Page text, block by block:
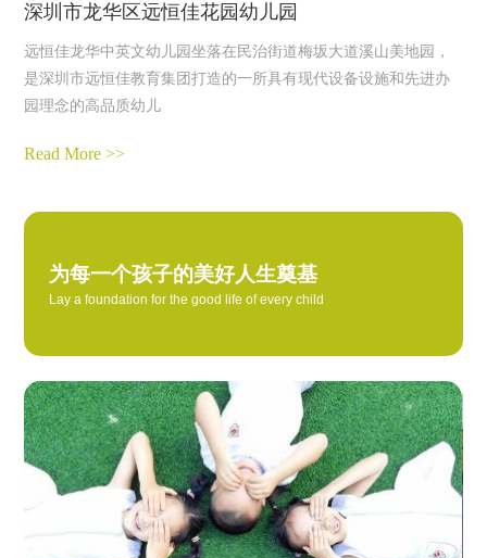
深圳市龙华区远恒佳花园幼儿园
远恒佳龙华中英文幼儿园坐落在民治街道梅坂大道溪山美地园，
是深圳市远恒佳教育集团打造的一所具有现代设备设施和先进办
园理念的高品质幼儿
Read More >>
为每一个孩子的美好人生奠基
Lay a foundation for the good life of every child